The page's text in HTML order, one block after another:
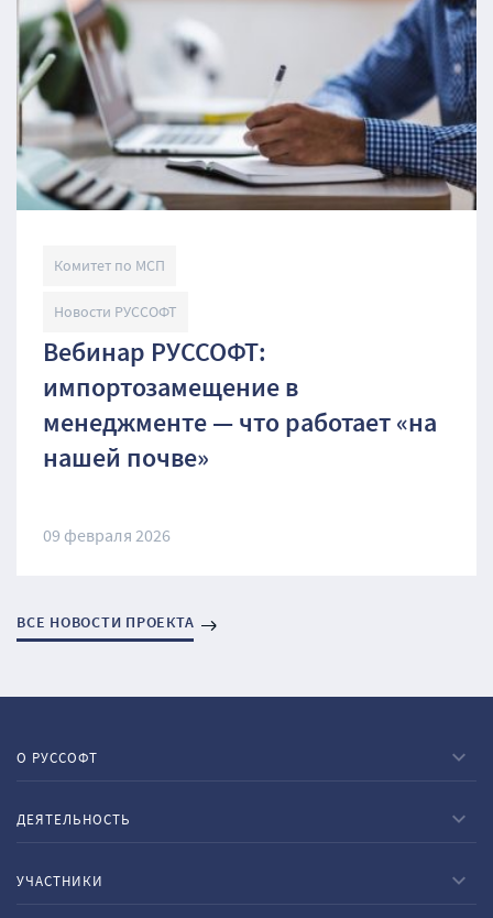
Комитет по МСП
Новости РУССОФТ
Вебинар РУССОФТ:
импортозамещение в
менеджменте — что работает «на
нашей почве»
09 февраля 2026
ВСЕ НОВОСТИ ПРОЕКТА
О РУССОФТ
ДЕЯТЕЛЬНОСТЬ
УЧАСТНИКИ